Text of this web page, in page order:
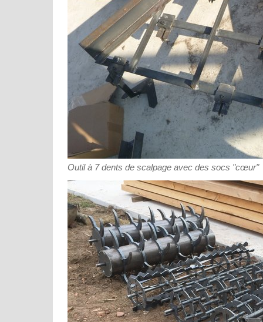
Outil à 7 dents de scalpage avec des socs "cœur"